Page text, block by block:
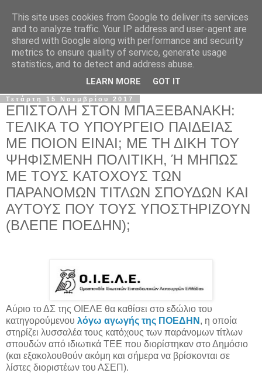
Σ.Ι.Ε.Λ.Β.Ε.
Ο επίσημος ιστότοπος του Συλλόγου Ιδιωτικών
Εκπαιδευτικών Λειτουργών Βόρειας Ελλάδας
Τετάρτη 15 Νοεμβρίου 2017
ΕΠΙΣΤΟΛΗ ΣΤΟΝ ΜΠΑΞΕΒΑΝΑΚΗ:
ΤΕΛΙΚΑ ΤΟ ΥΠΟΥΡΓΕΙΟ ΠΑΙΔΕΙΑΣ
ΜΕ ΠΟΙΟΝ ΕΙΝΑΙ; ΜΕ ΤΗ ΔΙΚΗ ΤΟΥ
ΨΗΦΙΣΜΕΝΗ ΠΟΛΙΤΙΚΗ, Ή ΜΗΠΩΣ
ΜΕ ΤΟΥΣ ΚΑΤΟΧΟΥΣ ΤΩΝ
ΠΑΡΑΝΟΜΩΝ ΤΙΤΛΩΝ ΣΠΟΥΔΩΝ ΚΑΙ
ΑΥΤΟΥΣ ΠΟΥ ΤΟΥΣ ΥΠΟΣΤΗΡΙΖΟΥΝ
(ΒΛΕΠΕ ΠΟΕΔΗΝ);
Αύριο το ΔΣ της ΟΙΕΛΕ θα καθίσει στο εδώλιο του
κατηγορούμενου λόγω αγωγής της ΠΟΕΔΗΝ , η οποία
στηρίζει λυσσαλέα τους κατόχους των παράνομων τίτλων
σπουδών από ιδιωτικά ΤΕΕ που διορίστηκαν στο Δημόσιο
(και εξακολουθούν ακόμη και σήμερα να βρίσκονται σε
λίστες διοριστέων του ΑΣΕΠ).
This site uses cookies from Google to deliver its services
and to analyze traffic. Your IP address and user-agent are
shared with Google along with performance and security
metrics to ensure quality of service, generate usage
statistics, and to detect and address abuse.
LEARN MORE GOT IT